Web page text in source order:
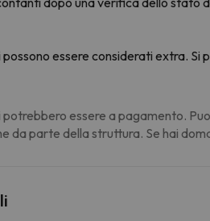
essere considerati extra.
potrebbero essere a pagamento.
da parte della struttura. Se hai